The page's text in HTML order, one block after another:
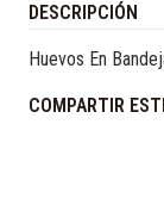
DESCRIPCIÓN
Huevos En
COMPARTIR